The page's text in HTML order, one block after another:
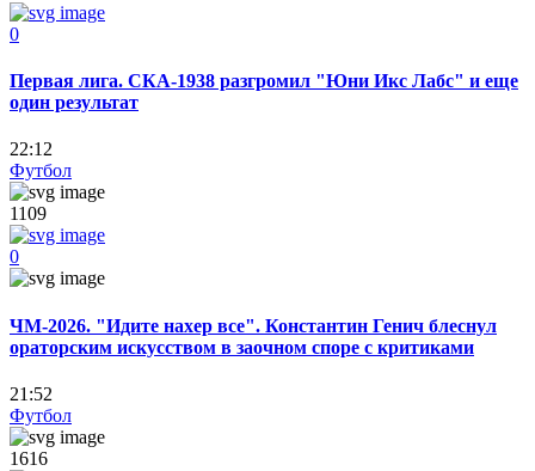
0
Первая лига. СКА-1938 разгромил "Юни Икс Лабс" и еще
один результат
22:12
Футбол
1109
0
ЧМ-2026. "Идите нахер все". Константин Генич блеснул
ораторским искусством в заочном споре с критиками
21:52
Футбол
1616